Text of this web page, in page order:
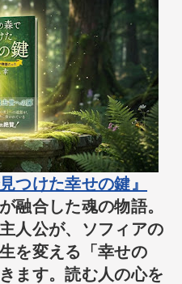
つけた幸せの鍵』
融合した魂の物語。
人公が、ソフィアの
を変える「幸せの
ます。読む人の心を